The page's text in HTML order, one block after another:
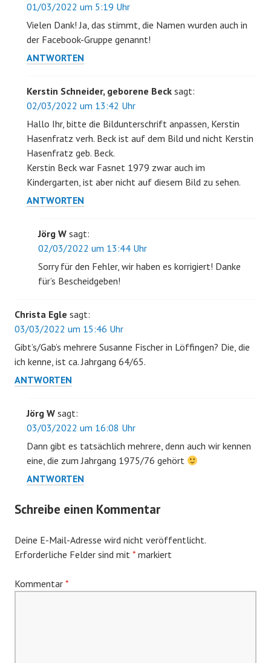
01/03/2022 um 5:19 Uhr
Vielen Dank! Ja, das stimmt, die Namen wurden auch in
der Facebook-Gruppe genannt!
ANTWORTEN
Kerstin Schneider, geborene Beck sagt:
02/03/2022 um 13:42 Uhr
Hallo Ihr, bitte die Bildunterschrift anpassen, Kerstin
Hasenfratz verh. Beck ist auf dem Bild und nicht Kerstin
Hasenfratz geb. Beck.
Kerstin Beck war Fasnet 1979 zwar auch im
Kindergarten, ist aber nicht auf diesem Bild zu sehen.
ANTWORTEN
Jörg W sagt:
02/03/2022 um 13:44 Uhr
Sorry für den Fehler, wir haben es korrigiert! Danke
für’s Bescheidgeben!
Christa Egle sagt:
03/03/2022 um 15:46 Uhr
Gibt’s/Gab’s mehrere Susanne Fischer in Löffingen? Die, die
ich kenne, ist ca. Jahrgang 64/65.
ANTWORTEN
Jörg W sagt:
03/03/2022 um 16:08 Uhr
Dann gibt es tatsächlich mehrere, denn auch wir kennen
eine, die zum Jahrgang 1975/76 gehört
ANTWORTEN
Schreibe einen Kommentar
Deine E-Mail-Adresse wird nicht veröffentlicht.
Erforderliche Felder sind mit * markiert
Kommentar *